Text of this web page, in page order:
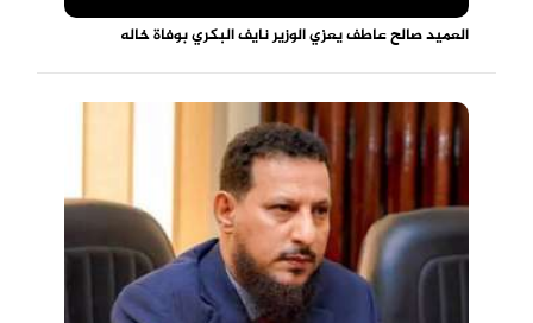
العميد صالح عاطف يعزي الوزير نايف البكري بوفاة خاله